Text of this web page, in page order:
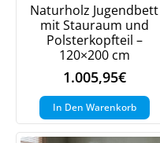
Naturholz Jugendbett
mit Stauraum und
Polsterkopfteil –
120×200 cm
1.005,95€
In Den Warenkorb